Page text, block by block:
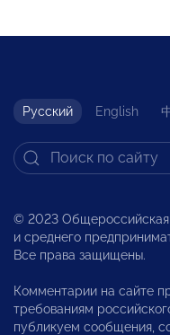
Русский English
© 2023 Общероссийская
и среднего
Все права защищены.
Комментарии на сайте
требованиям
публикуем сообщения,